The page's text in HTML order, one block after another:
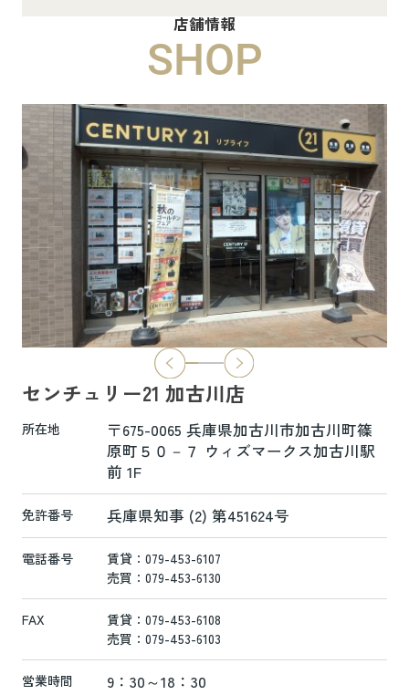
ハイムメゾン白鳥台201
6.5万円
物件詳細へ
ハイムレトア飾東A103
7.4万円
物件詳細へ
2026.06.29
本日より新ホームページへ完全移行にな
新ホームページは検索も楽々♪スマホに
も対応済！
より見やすくなっております！
是非一度ご覧ください(^^♪
店舗情報
SHOP
センチュリー21 加古川店
所在地
〒675-0065 兵庫県加古川市加古川町篠
原町５０－７ ウィズマークス加古川駅
前 1F
免許番号 兵庫県知事 (2) 第451624号
電話番号
賃貸：079-453-6107
売買：079-453-6130
FAX
賃貸：079-453-6108
売買：079-453-6103
営業時間 9：30～18：30